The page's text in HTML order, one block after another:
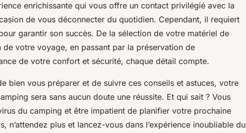
enrichissante qui vous offre un contact privilégié avec la
de vous déconnecter du quotidien. Cependant, il requiert
garantir son succès. De la sélection de votre matériel de
votre voyage, en passant par la préservation de
de votre confort et sécurité, chaque détail compte.
bien vous préparer et de suivre ces conseils et astuces, votre
sera sans aucun doute une réussite. Et qui sait ? Vous
du camping et être impatient de planifier votre prochaine
n’attendez plus et lancez-vous dans l’expérience inoubliable du